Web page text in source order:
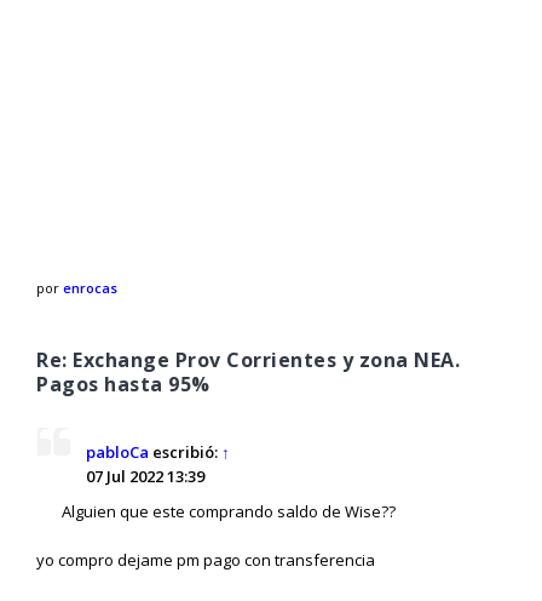
por enrocas
Re: Exchange Prov Corrientes y zona NEA.
Pagos hasta 95%
pabloCa escribió: ↑
07 Jul 2022 13:39
Alguien que este comprando saldo de Wise??
yo compro dejame pm pago con transferencia